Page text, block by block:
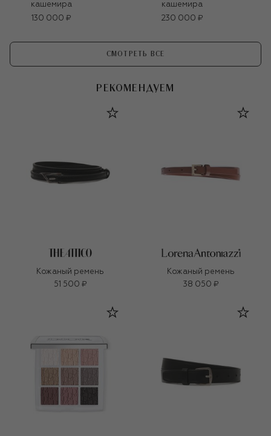
кашемира
130 000 ₽
кашемира
230 000 ₽
СМОТРЕТЬ ВСЕ
РЕКОМЕНДУЕМ
Кожаный ремень
51 500 ₽
Кожаный ремень
38 050 ₽